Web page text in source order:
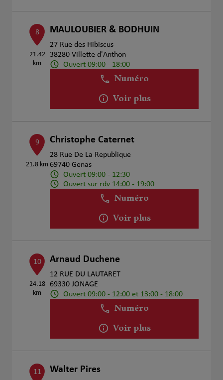
8
21.42
km
MAULOUBIER & BODHUIN
27 Rue des Hibiscus
38280 Villette d'Anthon
Ouvert 09:00 - 18:00
Numéro
Voir plus
9
21.8 km
Christophe Caternet
28 Rue De La Republique
69740 Genas
Ouvert 09:00 - 12:30
Ouvert sur rdv 14:00 - 19:00
Numéro
Voir plus
10
24.18
km
Arnaud Duchene
12 RUE DU LAUTARET
69330 JONAGE
Ouvert 09:00 - 12:00 et 13:00 - 18:00
Numéro
Voir plus
11 Walter Pires